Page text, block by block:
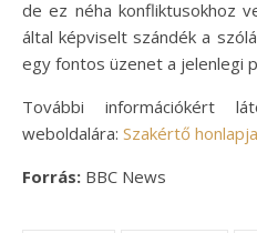
de ez néha konfliktusokhoz
által képviselt szándék a
egy fontos üzenet a jelenlegi
További információkért
weboldalára: Szakértő honlapja
Forrás: BBC News